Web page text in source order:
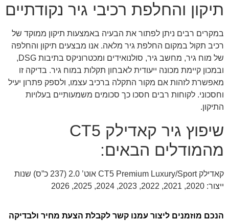
תיקון והחלפת רכיבי גיר נקודתיים
במקרים רבים ניתן לפתור את הבעיה באמצעות תיקון ממוקד של
רכיב תקול במקום החלפת גיר מלאה. אנו מבצעים תיקון והחלפה
של מוח גיר, מחשב גיר, סולנואידים ומכטרוניקס בתיבות DSG,
ובמכון קיימת מכונה ייעודית לאבחון תקלות במוח גיר. בדיקה זו
מאפשרת לזהות אם מקור התקלה ברכיב עצמו, ולספק פתרון יעיל
וחסכוני. לקוחות רבים חסכו כך סכומים משמעותיים בעלויות
התיקון.
שיפוץ גיר קאדילק CT5
מהמודלים הבאים:
קאדילק CT5 Premium Luxury/Sport אוט’ 2.0 (237 כ”ס) שנות
ייצור: 2020, 2021, 2022, 2023, 2024, 2025, 2026
הנכם מוזמנים ליצור עמנו קשר לקבלת הצעת מחיר ולבדיקה